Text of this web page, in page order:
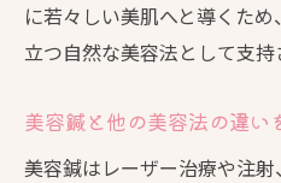
に若々しい美肌へと導くた
立つ自然な美容法として支持
美容鍼と他の美容法の違い
美容鍼はレーザー治療や注